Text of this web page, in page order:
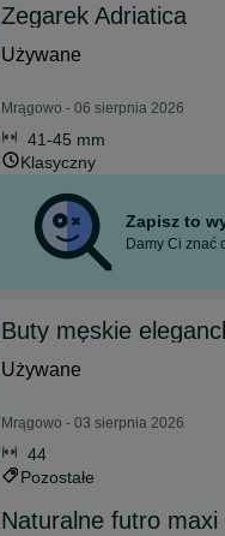
Zegarek Adriatica
Używane
Mrągowo - 06 sierpnia 2026
41-45 mm
Klasyczny
Zapisz to
Damy Ci znać
Buty męskie
Używane
Mrągowo - 03 sierpnia 2026
44
Pozostałe
Naturalne futro